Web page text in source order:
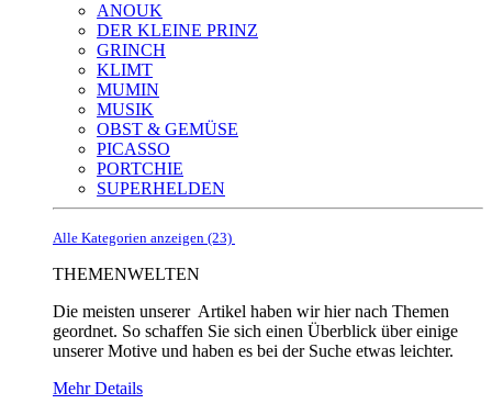
ANOUK
DER KLEINE PRINZ
GRINCH
KLIMT
MUMIN
MUSIK
OBST & GEMÜSE
PICASSO
PORTCHIE
SUPERHELDEN
Alle Kategorien anzeigen (23)
THEMENWELTEN
Die meisten unserer Artikel haben wir hier nach Themen
geordnet. So schaffen Sie sich einen Überblick über einige
unserer Motive und haben es bei der Suche etwas leichter.
Mehr Details